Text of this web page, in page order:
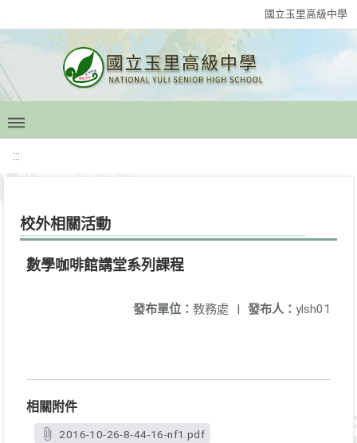
國立玉里高級中學
:::
校外相關活動
數學咖啡館講堂系列課程
發布人： ylsh01
發布單位： 教務處 |
相關附件
2016-10-26-8-44-16-nf1.pdf